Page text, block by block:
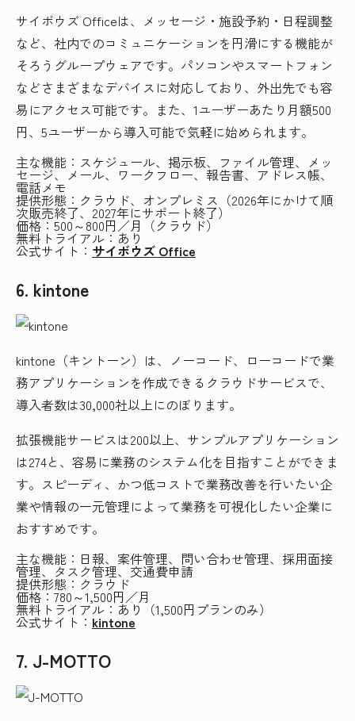
サイボウズ Officeは、メッセージ・施設予約・日程調整
など、社内でのコミュニケーションを円滑にする機能が
そろうグループウェアです。パソコンやスマートフォン
などさまざまなデバイスに対応しており、外出先でも容
易にアクセス可能です。また、1ユーザーあたり月額500
円、5ユーザーから導入可能で気軽に始められます。
主な機能：スケジュール、掲示板、ファイル管理、メッ
セージ、メール、ワークフロー、報告書、アドレス帳、
電話メモ
提供形態：クラウド、オンプレミス（2026年にかけて順
次販売終了、2027年にサポート終了）
価格：500～800円／月（クラウド）
無料トライアル：あり
公式サイト： サイボウズ Office
6. kintone
kintone（キントーン）は、ノーコード、ローコードで業
務アプリケーションを作成できるクラウドサービスで、
導入者数は30,000社以上にのぼります。
拡張機能サービスは200以上、サンプルアプリケーション
は274と、容易に業務のシステム化を目指すことができま
す。スピーディ、かつ低コストで業務改善を行いたい企
業や情報の一元管理によって業務を可視化したい企業に
おすすめです。
主な機能：日報、案件管理、問い合わせ管理、採用面接
管理、タスク管理、交通費申請
提供形態：クラウド
価格：780～1,500円／月
無料トライアル：あり（1,500円プランのみ）
公式サイト： kintone
7. J-MOTTO